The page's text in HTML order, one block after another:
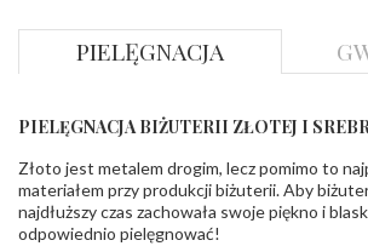
Liczba
diamentów:
0.005 ct - 22
Ilość diamentów
Masa
diamentów
Barwa:
Czystość :
PIELĘGNACJA
PIELĘGNACJA BIŻUTERII ZŁOTEJ I
Złoto jest metalem drogim, lecz pomimo to
materiałem przy produkcji biżuterii. Aby
najdłuższy czas zachowała swoje piękno i
odpowiednio pielęgnować!